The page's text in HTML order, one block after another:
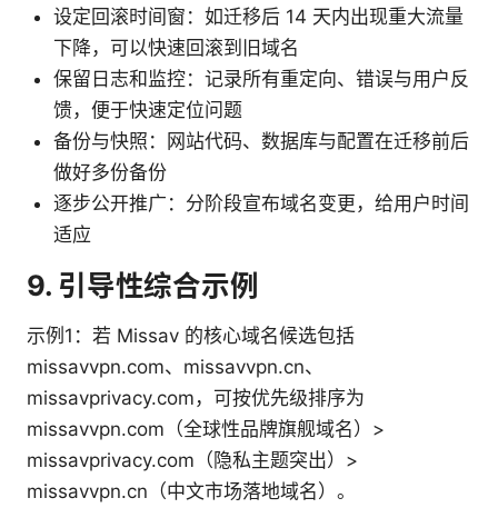
设定回滚时间窗：如迁移后 14 天内出现重大流量
下降，可以快速回滚到旧域名
保留日志和监控：记录所有重定向、错误与用户反
馈，便于快速定位问题
备份与快照：网站代码、数据库与配置在迁移前后
做好多份备份
逐步公开推广：分阶段宣布域名变更，给用户时间
适应
9. 引导性综合示例
示例1：若 Missav 的核心域名候选包括
missavvpn.com、missavvpn.cn、
missavprivacy.com，可按优先级排序为
missavvpn.com（全球性品牌旗舰域名）>
missavprivacy.com（隐私主题突出）>
missavvpn.cn（中文市场落地域名）。